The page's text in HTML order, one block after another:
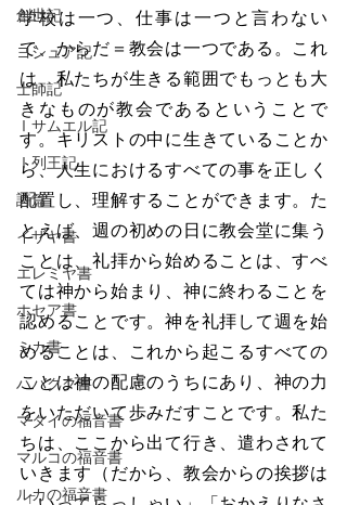
創世記
ヨシュア記
士師記
Ⅰサムエル記
Ⅰ列王記
詩篇
イザヤ書
エレミヤ書
ホセア書
ミカ書
ハバクク書
マタイの福音書
マルコの福音書
ルカの福音書
学校は一つ、仕事は一つと言わない
で、からだ＝教会は一つである。これ
は、私たちが生きる範囲でもっとも大
きなものが教会であるということで
す。キリストの中に生きていることか
ら、人生におけるすべての事を正しく
配置し、理解することができます。た
とえば、週の初めの日に教会堂に集う
ことは、礼拝から始めることは、すべ
ては神から始まり、神に終わることを
認めることです。神を礼拝して週を始
めることは、これから起こるすべての
ことは神の配慮のうちにあり、神の力
をいただいて歩みだすことです。私た
ちは、ここから出て行き、遣わされて
いきます（だから、教会からの挨拶は